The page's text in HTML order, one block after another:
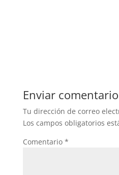
Enviar comentario
Tu dirección de correo
Los campos obligatorios
Comentario *